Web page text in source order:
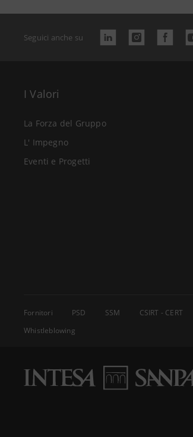
Seguici anche su
I Valori
La Forza del Gruppo
L' Impegno
Eventi e Progetti
Fornitori PSD SSM CSIRT - CERT
Whistleblowing